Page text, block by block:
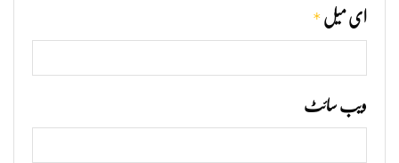
ای میل *
ویب‌ سائٹ